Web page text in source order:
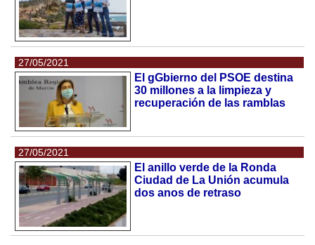
27/05/2021
El gGbierno del PSOE destina
30 millones a la limpieza y
recuperación de las ramblas
27/05/2021
El anillo verde de la Ronda
Ciudad de La Unión acumula
dos anos de retraso